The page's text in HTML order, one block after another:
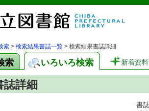
索 > 検索結果書誌一覧 > 検索結果書誌詳細
索 いろいろ検索 新着資料
誌詳細
書